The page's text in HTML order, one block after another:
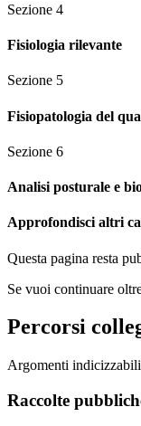
Sezione 4
Fisiologia rilevante
Sezione 5
Fisiopatologia del
Sezione 6
Analisi posturale e
Approfondisci altri
Questa pagina resta
Se vuoi continuare
Percorsi
Argomenti indicizzabili
Raccolte